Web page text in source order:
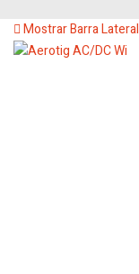
Mostrar Barra Lateral